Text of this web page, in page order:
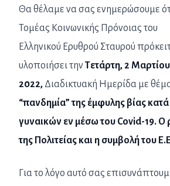
Θα θέλαμε να σας ενημερώσουμε
Τομέας Κοινωνικής Πρόνοιας του
Ελληνικού Ερυθρού Σταυρού
υλοποιήσει την Τετάρτη, 2 Μαρτίου
2022, Διαδικτυακή Ημερίδα με
“πανδημία” της έμφυλης βίας
γυναικών εν μέσω του Covid-19. Ο
της Πολιτείας και η συμβολή του
Για το λόγο αυτό σας